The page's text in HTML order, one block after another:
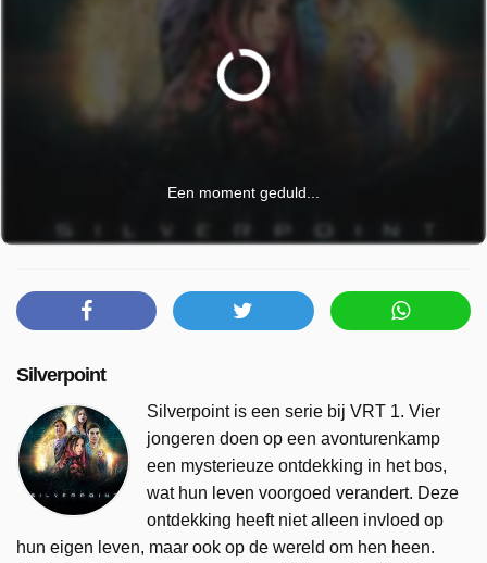
Deze video is te bekijken bij VRT MAX.
Silverpoint
Silverpoint is een serie bij VRT 1. Vier
jongeren doen op een avonturenkamp
een mysterieuze ontdekking in het bos,
wat hun leven voorgoed verandert. Deze
ontdekking heeft niet alleen invloed op
hun eigen leven, maar ook op de wereld om hen heen.